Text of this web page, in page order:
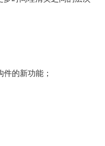
的新功能；